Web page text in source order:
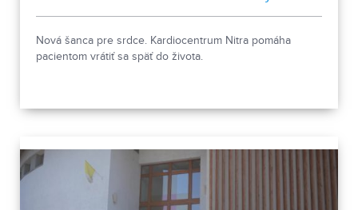
stacionár
Nová šanca pre srdce. Kardiocentrum Nitra pomáha
pacientom vrátiť sa späť do života.